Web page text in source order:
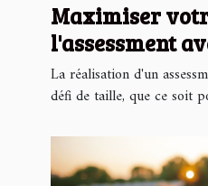
Maximiser
l'assessment
stratégies
La réalisation d'un
défi de taille, que ce soit